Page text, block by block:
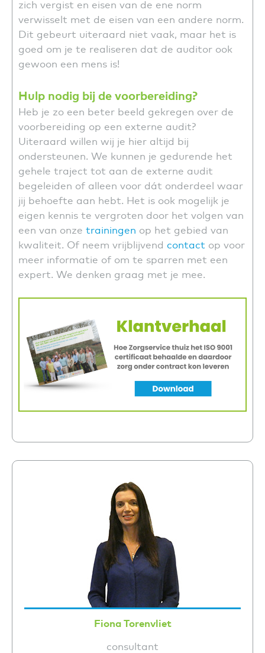
zich vergist en eisen van de ene norm
verwisselt met de eisen van een andere norm.
Dit gebeurt uiteraard niet vaak, maar het is
goed om je te realiseren dat de auditor ook
gewoon een mens is!
Hulp nodig bij de voorbereiding?
Heb je zo een beter beeld gekregen over de
voorbereiding op een externe audit?
Uiteraard willen wij je hier altijd bij
ondersteunen. We kunnen je gedurende het
gehele traject tot aan de externe audit
begeleiden of alleen voor dát onderdeel waar
jij behoefte aan hebt. Het is ook mogelijk je
eigen kennis te vergroten door het volgen van
een van onze trainingen op het gebied van
kwaliteit. Of neem vrijblijvend contact op voor
meer informatie of om te sparren met een
expert. We denken graag met je mee.
Fiona Torenvliet
consultant